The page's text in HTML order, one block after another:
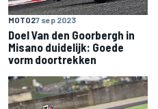
MOTO27 sep 2023
Doel Van den Goorbergh in
Misano duidelijk: Goede
vorm doortrekken